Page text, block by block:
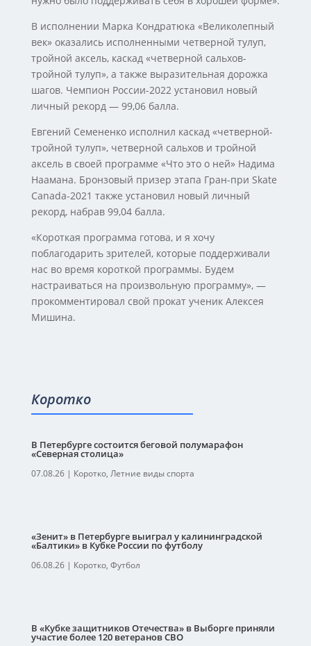
В исполнении Марка Кондратюка «Великолепный
век» оказались исполненными четверной тулуп,
тройной аксель, каскад «четверной сальхов-
тройной тулуп», а также выразительная дорожка
шагов. Чемпион России-2022 установил новый
личный рекорд — 99,06 балла.
Евгений Семененко исполнил каскад «четверной-
тройной тулуп», четверной сальхов и тройной
аксель в своей программе «Что это о ней» Надима
Наамана. Бронзовый призер этапа Гран-при Skate
Canada-2021 также установил новый личный
рекорд, набрав 99,04 балла.
«Короткая программа готова, и я хочу
поблагодарить зрителей, которые поддерживали
нас во время короткой программы. Будем
настраиваться на произвольную программу», —
прокомментировал свой прокат ученик Алексея
Мишина.
Коротко
В Петербурге состоится беговой полумарафон
«Северная столица»
07.08.26| Коротко, Летние виды спорта
«Зенит» в Петербурге выиграл у калининградской
«Балтики» в Кубке России по футболу
06.08.26| Коротко, Футбол
В «Кубке защитников Отечества» в Выборге приняли
участие более 120 ветеранов СВО